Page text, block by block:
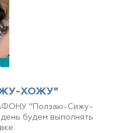
ХОЖУ"
"Ползаю-Сижу-
будем выполнять